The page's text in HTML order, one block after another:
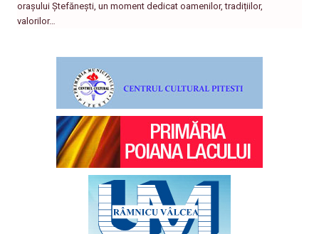
orașului Ștefănești, un moment dedicat oamenilor, tradițiilor,
valorilor…